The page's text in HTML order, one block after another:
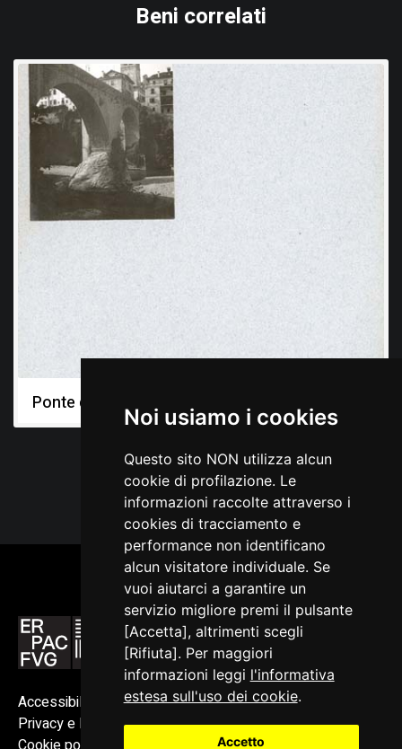
Noi usiamo i cookies
Questo sito NON utilizza alcun
cookie di profilazione. Le
informazioni raccolte attraverso i
cookies di tracciamento e
performance non identificano
alcun visitatore individuale. Se
vuoi aiutarci a garantire un
servizio migliore premi il pulsante
[Accetta], altrimenti scegli
[Rifiuta]. Per maggiori
informazioni leggi l'informativa
estesa sull'uso dei cookie.
Accetto
Beni correlati
Ponte del Diavolo
Accessibilità
Privacy e Note legali